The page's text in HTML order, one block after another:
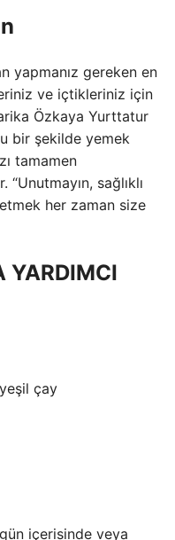
yapmanız gereken en
ve içtikleriniz için
Özkaya Yurttatur
bir şekilde yemek
tamamen
sağlıklı
her zaman size
YARDIMCI
çay
içerisinde veya